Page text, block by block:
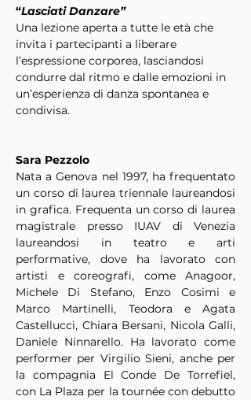
“Lasciati Danzare”
Una lezione aperta a tutte le età che
invita i partecipanti a liberare
l’espressione corporea, lasciandosi
condurre dal ritmo e dalle emozioni in
un’esperienza di danza spontanea e
condivisa.
Sara Pezzolo
Nata a Genova nel 1997, ha frequentato
un corso di laurea triennale laureandosi
in grafica. Frequenta un corso di laurea
magistrale presso IUAV di Venezia
laureandosi in teatro e arti
performative, dove ha lavorato con
artisti e coreografi, come Anagoor,
Michele Di Stefano, Enzo Cosimi e
Marco Martinelli, Teodora e Agata
Castellucci, Chiara Bersani, Nicola Galli,
Daniele Ninnarello. Ha lavorato come
performer per Virgilio Sieni, anche per
la compagnia El Conde De Torrefiel,
con La Plaza per la tournée con debutto